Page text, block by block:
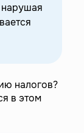
заналогов?
в этом